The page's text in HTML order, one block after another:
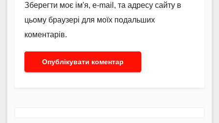
Зберегти моє ім'я, e-mail, та адресу сайту в
цьому браузері для моїх подальших
коментарів.